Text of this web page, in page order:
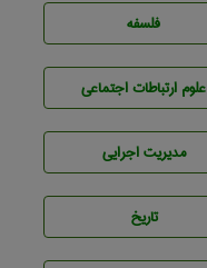
فلسفه
علوم ارتباطات اجتماعی
مديريت اجرايی
تاريخ